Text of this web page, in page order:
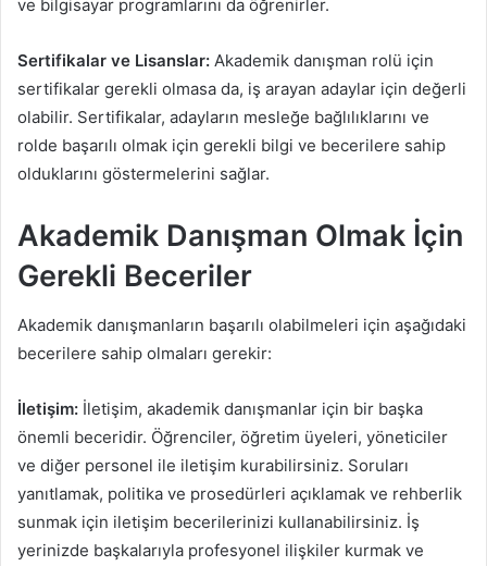
ve bilgisayar programlarını da öğrenirler.
Sertifikalar ve Lisanslar: Akademik danışman rolü için
sertifikalar gerekli olmasa da, iş arayan adaylar için değerli
olabilir. Sertifikalar, adayların mesleğe bağlılıklarını ve
rolde başarılı olmak için gerekli bilgi ve becerilere sahip
olduklarını göstermelerini sağlar.
Akademik Danışman Olmak İçin
Gerekli Beceriler
Akademik danışmanların başarılı olabilmeleri için aşağıdaki
becerilere sahip olmaları gerekir:
İletişim: İletişim, akademik danışmanlar için bir başka
önemli beceridir. Öğrenciler, öğretim üyeleri, yöneticiler
ve diğer personel ile iletişim kurabilirsiniz. Soruları
yanıtlamak, politika ve prosedürleri açıklamak ve rehberlik
sunmak için iletişim becerilerinizi kullanabilirsiniz. İş
yerinizde başkalarıyla profesyonel ilişkiler kurmak ve